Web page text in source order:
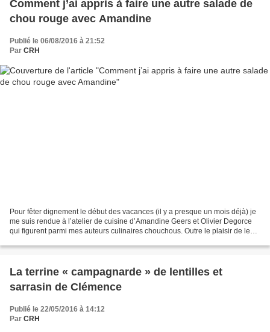
Comment j’ai appris à faire une autre salade de
chou rouge avec Amandine
Publié le 06/08/2016 à 21:52
Par CRH
Pour fêter dignement le début des vacances (il y a presque un mois déjà) je
me suis rendue à l’atelier de cuisine d’Amandine Geers et Olivier Degorce
qui figurent parmi mes auteurs culinaires chouchous. Outre le plaisir de les
La terrine « campagnarde » de lentilles et
sarrasin de Clémence
Publié le 22/05/2016 à 14:12
Par CRH